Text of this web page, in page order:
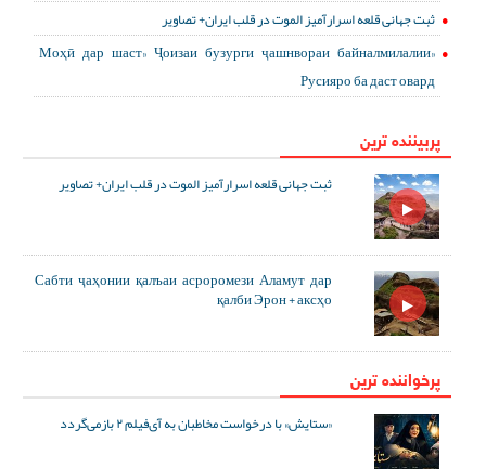
ثبت جهانی قلعه اسرارآمیز الموت در قلب ایران+ تصاویر
«Моҳӣ дар шаст» Ҷоизаи бузурги ҷашнвораи байналмилалии
Русияро ба даст овард
پربیننده ترین
ثبت جهانی قلعه اسرارآمیز الموت در قلب ایران+ تصاویر
Сабти ҷаҳонии қалъаи асроромези Аламут дар
қалби Эрон + аксҳо
پرخواننده ترین
«ستایش» با درخواست مخاطبان به آی‌فیلم ۲ بازمی‌گردد